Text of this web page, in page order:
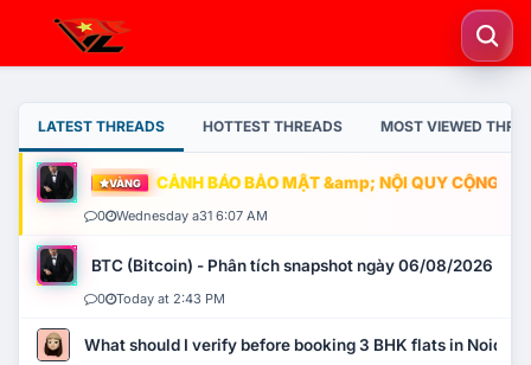
LATEST THREADS HOTTEST THREADS MOST VIEWED
VÀNG CẢNH BÁO BẢO MẬT &amp; NỘI QUY CỘNG
0 Wednesday a31 6:07 AM
BTC (Bitcoin) - Phân tích snapshot ngày 06/08/2026
0 Today at 2:43 PM
What should I verify before booking 3 BHK flats in Noida?